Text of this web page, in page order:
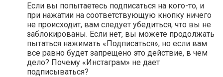
Если вы попытаетесь подписаться на кого-то, и
при нажатии на соответствующую кнопку ничего
не происходит, вам следует убедиться, что вы не
заблокированы. Если нет, вы можете продолжать
пытаться нажимать «Подписаться», но если вам
все равно будет запрещено это действие, в чем
дело? Почему «Инстаграм» не дает
подписываться?